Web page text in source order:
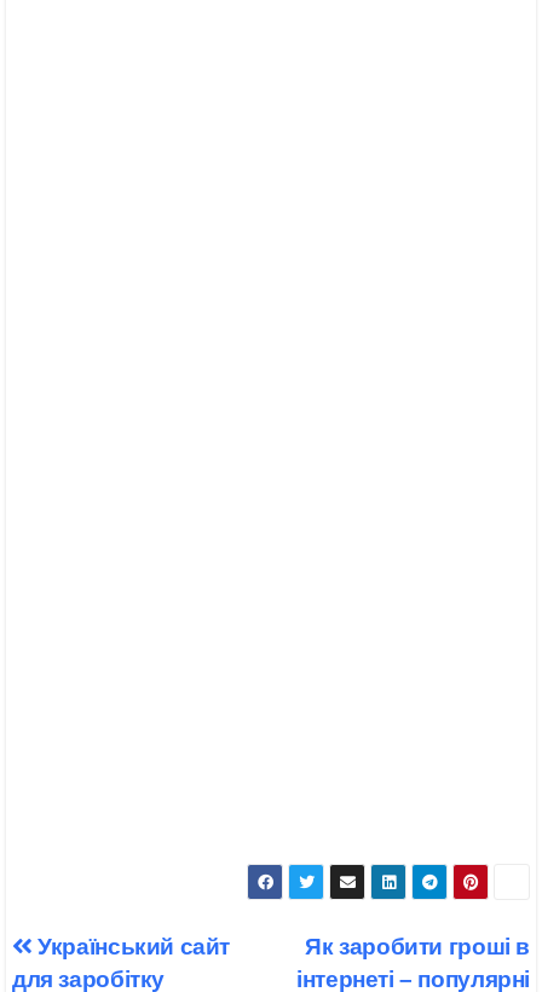
Навігація
записів
Як заробити гроші в
інтернеті – популярні
Український сайт
для заробітку